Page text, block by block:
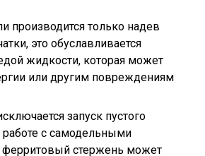
производится только надев
это обуславливается
жидкости, которая может
или другим повреждениям
запуск пустого
работе с самодельными
ферритовый стержень может